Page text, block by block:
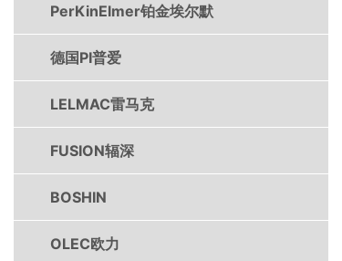
PerKinElmer铂金埃尔默
德国PI普爱
LELMAC雷马克
FUSION辐深
BOSHIN
OLEC欧力